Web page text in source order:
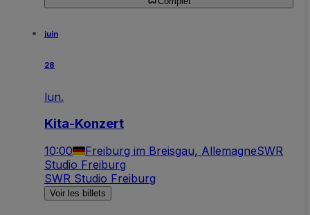
juin
28
lun.
Kita-Konzert
10:00 Freiburg im Breisgau, AllemagneSWR
Studio Freiburg
SWR Studio Freiburg
Voir les billets